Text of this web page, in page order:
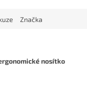
Značka
nosítko